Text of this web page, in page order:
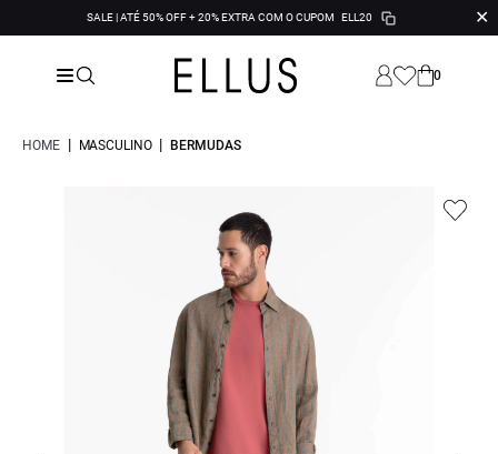
SALE | ATÉ 50% OFF + 20% EXTRA COM O CUPOM ELL20 ✕
0
HOME | MASCULINO | BERMUDAS